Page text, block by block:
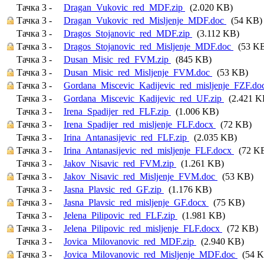
Тачка 3 -
Dragan_Vukovic_red_MDF.zip
(2.020 KB)
Тачка 3 -
Dragan_Vukovic_red_Misljenje_MDF.doc
(54 KB)
Тачка 3 -
Dragos_Stojanovic_red_MDF.zip
(3.112 KB)
Тачка 3 -
Dragos_Stojanovic_red_Misljenje_MDF.doc
(53
Тачка 3 -
Dusan_Misic_red_FVM.zip
(845 KB)
Тачка 3 -
Dusan_Misic_red_Misljenje_FVM.doc
(53 KB)
Тачка 3 -
Тачка 3 -
Gordana_Miscevic_Kadijevic_red_UF.zip
(2.421
Тачка 3 -
Irena_Spadijer_red_FLF.zip
(1.006 KB)
Тачка 3 -
Irena_Spadijer_red_misljenje_FLF.docx
(72 KB)
Тачка 3 -
Irina_Antanasijevic_red_FLF.zip
(2.035 KB)
Тачка 3 -
Irina_Antanasijevic_red_misljenje_FLF.docx
(72
Тачка 3 -
Jakov_Nisavic_red_FVM.zip
(1.261 KB)
Тачка 3 -
Jakov_Nisavic_red_Misljenje_FVM.doc
(53 KB)
Тачка 3 -
Jasna_Plavsic_red_GF.zip
(1.176 KB)
Тачка 3 -
Jasna_Plavsic_red_misljenje_GF.docx
(75 KB)
Тачка 3 -
Jelena_Pilipovic_red_FLF.zip
(1.981 KB)
Тачка 3 -
Jelena_Pilipovic_red_misljenje_FLF.docx
(72 KB)
Тачка 3 -
Jovica_Milovanovic_red_MDF.zip
(2.940 KB)
Тачка 3 -
Jovica_Milovanovic_red_Misljenje_MDF.doc
(54